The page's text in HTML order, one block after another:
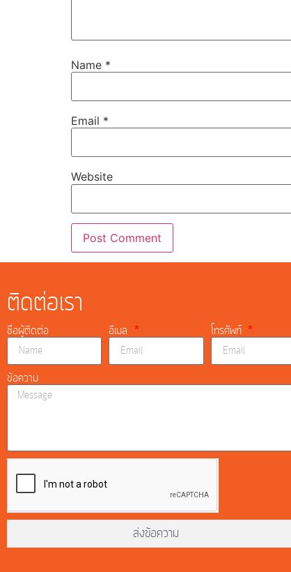
Name *
Email *
Website
ติดต่อเรา
ชื่อผู้ติดต่อ อีเมล โทรศัพท์
ข้อความ
ส่งข้อความ